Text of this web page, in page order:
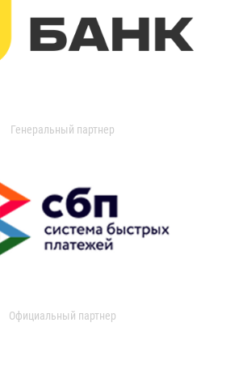
Генеральный партнер
Официальный партнер